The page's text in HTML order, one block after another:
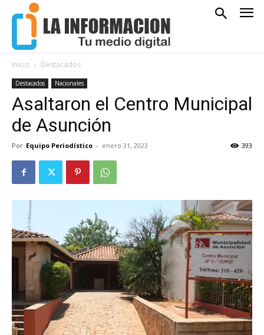
Inicio Destacados
Destacados Nacionales
Asaltaron el Centro Municipal
de Asunción
Por Equipo Periodístico - enero 31, 2023 393